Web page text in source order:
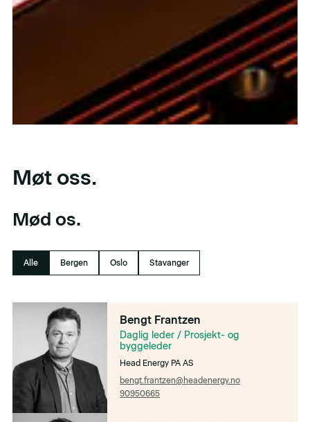
Møt oss.
Mød os.
Alle Bergen Oslo Stavanger
Bengt Frantzen
Daglig leder / Prosjekt- og
byggeleder
Head Energy PA AS
bengt.frantzen@headenergy.no
90950665